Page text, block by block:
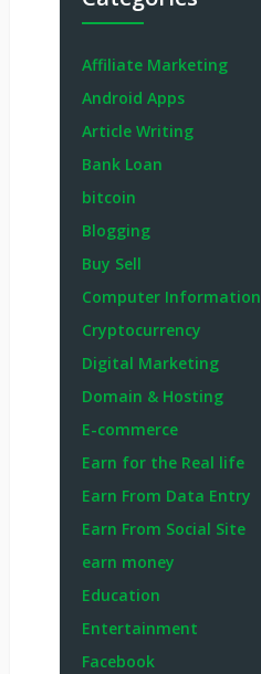
Affiliate Marketing
Android Apps
Article Writing
Bank Loan
bitcoin
Blogging
Buy Sell
Computer Information
Cryptocurrency
Digital Marketing
Domain & Hosting
E-commerce
Earn for the Real life
Earn From Data Entry
Earn From Social Site
earn money
Education
Entertainment
Facebook